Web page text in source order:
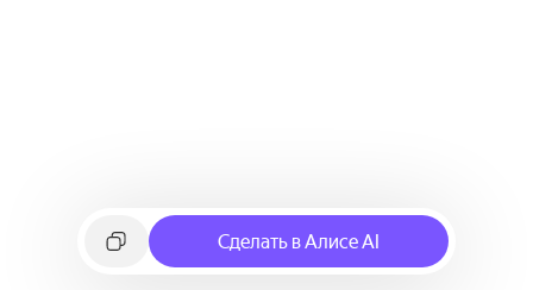
Сделать в Алисе AI